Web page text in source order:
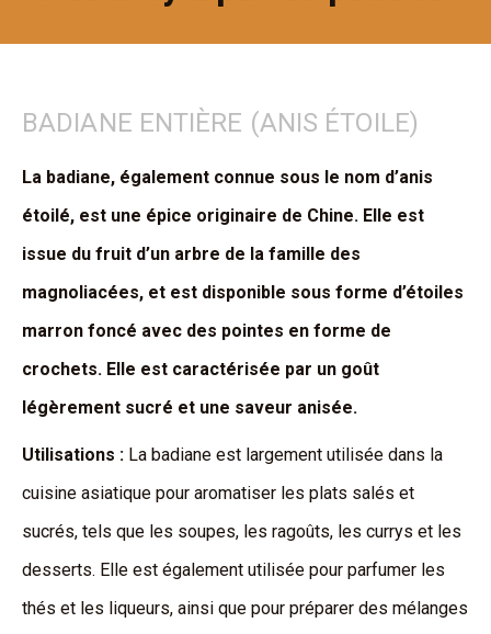
BADIANE ENTIÈRE (ANIS ÉTOILE)
La badiane, également connue sous le nom d’anis
étoilé, est une épice originaire de Chine. Elle est
issue du fruit d’un arbre de la famille des
magnoliacées, et est disponible sous forme d’étoiles
marron foncé avec des pointes en forme de
crochets. Elle est caractérisée par un goût
légèrement sucré et une saveur anisée.
Utilisations : La badiane est largement utilisée dans la
cuisine asiatique pour aromatiser les plats salés et
sucrés, tels que les soupes, les ragoûts, les currys et les
desserts. Elle est également utilisée pour parfumer les
thés et les liqueurs, ainsi que pour préparer des mélanges